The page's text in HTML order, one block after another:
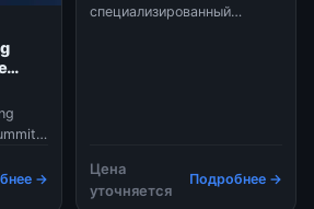
and
→
специализированный
партнерского маркетинга.
Проект задуман как
Цена
уточняется
Подробнее →